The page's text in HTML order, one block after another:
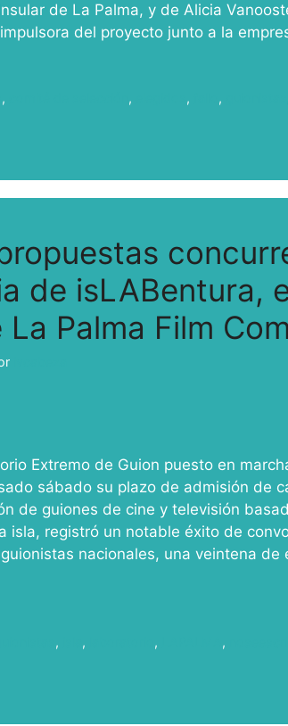
de La Palma, y de Alicia
del proyecto junto a la
, , , ,
de isLABentura,
Palma Film
Extremo de Guion puesto en
sábado su plazo de admisión de
de guiones de cine y televisión
isla, registró un notable éxito de
nacionales, una veintena de
, , , ,